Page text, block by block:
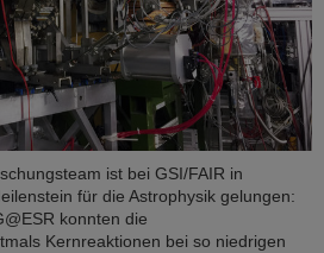
ist bei GSI/FAIR in
für die Astrophysik gelungen:
konnten die
Kernreaktionen bei so niedrigen